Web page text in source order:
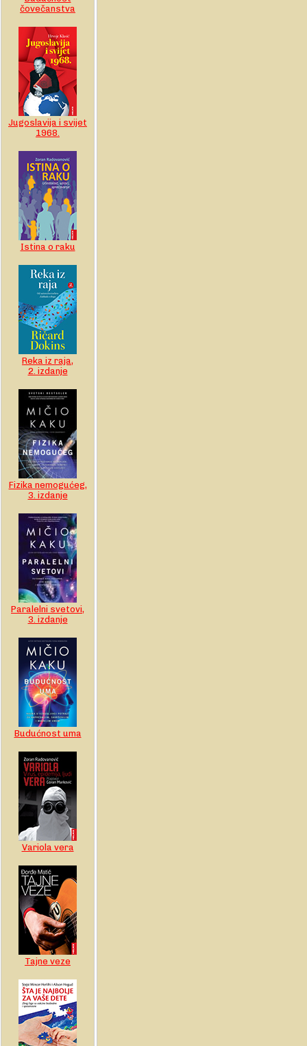
čovečanstva
Jugoslavija i svijet
1968.
Istina o raku
Reka iz raja,
2. izdanje
Fizika nemogućeg,
3. izdanje
Paralelni svetovi,
3. izdanje
Budućnost uma
Variola vera
Tajne veze